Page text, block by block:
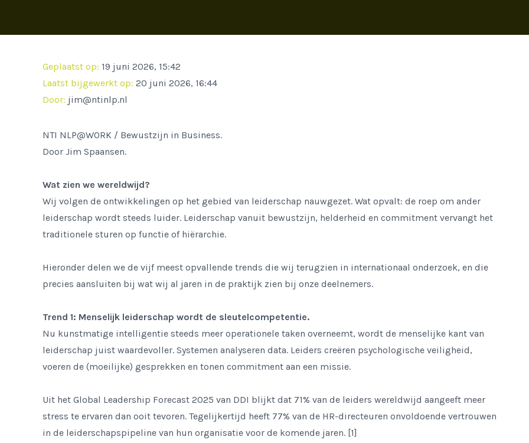
Geplaatst op: 19 juni 2026, 15:42
Laatst bijgewerkt op: 20 juni 2026, 16:44
Door: jim@ntinlp.nl
NTI NLP@WORK / Bewustzijn in Business.
Door Jim Spaansen.
Wat zien we wereldwijd?
Wij volgen de ontwikkelingen op het gebied van leiderschap nauwgezet. Wat opvalt: de roep om ander
leiderschap wordt steeds luider. Leiderschap vanuit bewustzijn, helderheid en commitment vervangt het
traditionele sturen op functie of hiërarchie.
Hieronder delen we de vijf meest opvallende trends die wij terugzien in internationaal onderzoek, en die
precies aansluiten bij wat wij al jaren in de praktijk zien bij onze deelnemers.
Trend 1: Menselijk leiderschap wordt de sleutelcompetentie.
Nu kunstmatige intelligentie steeds meer operationele taken overneemt, wordt de menselijke kant van
leiderschap juist waardevoller. Systemen analyseren data. Leiders creëren psychologische veiligheid,
voeren de (moeilijke) gesprekken en tonen commitment aan een missie.
Uit het Global Leadership Forecast 2025 van DDI blijkt dat 71% van de leiders wereldwijd aangeeft meer
stress te ervaren dan ooit tevoren. Tegelijkertijd heeft 77% van de HR-directeuren onvoldoende vertrouwen
in de leiderschapspipeline van hun organisatie voor de komende jaren. [1]